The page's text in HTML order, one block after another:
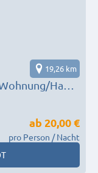
Haus
19,26 km
ab 20,00 €
pro Person / Nacht